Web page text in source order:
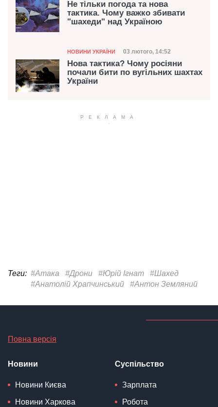
Не тільки погода та нова
тактика. Чому важко збивати
"шахеди" над Україною
Категорія
НОВИНИ УКРАЇНИ Дата публікації
03 лютого, 14:52
Нова тактика? Чому росіяни
почали бити по вугільних шахтах
України
Теги: #Атака #Дрони #Юрій Ігнат
#Шахед
#Анатолій Храпчинський
#Антон Земляний
Повна версія
Новини
Новини Києва
Новини Харкова
Суспільство
Зарплата
Робота